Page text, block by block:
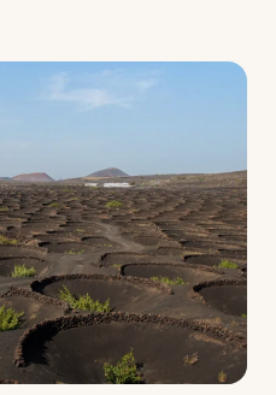
voisin en font l'un des lieux